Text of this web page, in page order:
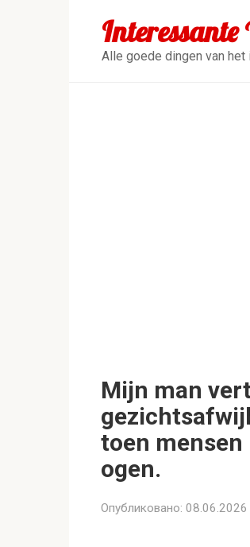
Interessante
Alle goede dingen van het
Mijn man
toen mensen
ogen.
Опубликовано: 08.06.2026